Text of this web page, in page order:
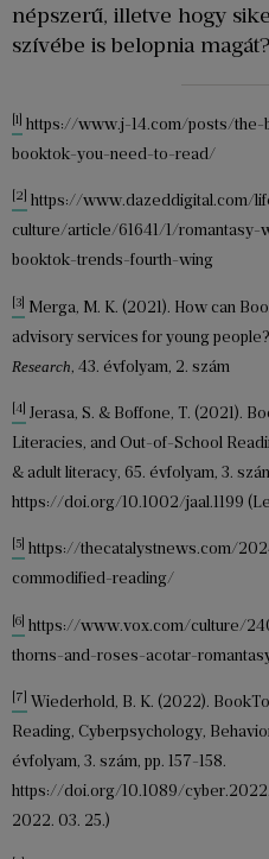
népszerű, illetve hogy
szívébe is belopnia magát?
[1]
https://www.j-14.com/posts/the-
booktok-you-need-to-read/
[2]
https://www.dazeddigital.com/
culture/article/61641/1/
booktok-trends-fourth-wing
[3]
Merga, M. K. (2021). How can
advisory services for young people?,
Research , 43. évfolyam, 2. szám
[4] Jerasa, S. & Boffone, T. (2021).
Literacies, and Out-of-School
& adult literacy, 65. évfolyam, 3.
https://doi.org/10.1002/jaal.1199
[5] https://thecatalystnews.com/
commodified-reading/
[6] https://www.vox.com/culture/
thorns-and-roses-acotar-
[7]
Wiederhold, B. K. (2022).
Reading, Cyberpsychology,
évfolyam, 3. szám, pp. 157-158.
https://doi.org/10.1089/
2022. 03. 25.)